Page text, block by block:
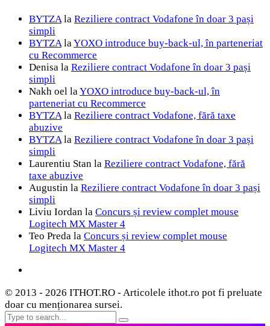
BYTZAla Reziliere contract Vodafone în doar 3 pași
simpli
BYTZAlaYOXO introduce buy-back-ul, în parteneriat
cu Recommerce
Denisa la Reziliere contract Vodafone în doar 3 pași
simpli
Nakh oel laYOXO introduce buy-back-ul, în
parteneriat cu Recommerce
BYTZAla Reziliere contract Vodafone, fără taxe
abuzive
BYTZAla Reziliere contract Vodafone în doar 3 pași
simpli
Laurentiu Stan la Reziliere contract Vodafone, fără
taxe abuzive
Augustin la Reziliere contract Vodafone în doar 3 pași
simpli
Liviu Iordan la Concurs și review complet mouse
Logitech MX Master 4
Teo Preda la Concurs și review complet mouse
Logitech MX Master 4
© 2013 - 2026 ITHOT.RO - Articolele ithot.ro pot fi preluate
doar cu menționarea sursei.